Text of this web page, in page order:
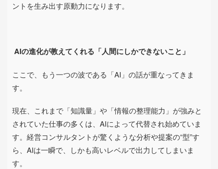
ントを生み出す原動力になります。
AIの進化が教えてくれる「人間にしかできないこと」
ここで、もう一つの波である「AI 」の話が重なってきま
す。
現在、これまで「知識量」や「情報の整理能力」が強みと
されていた仕事の多くは、 AIによって代替され始めていま
す。経営コンサルタントが驚くような分析や提案の“型”す
ら、 AIは一瞬で、しかも高いレベルで出力してしまいま
す。